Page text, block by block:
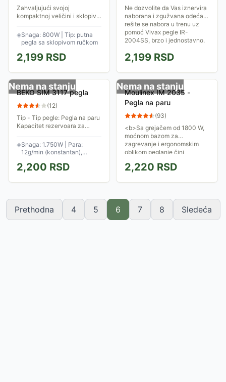
Zahvaljujući svojoj
kompaktnoj veličini i sklopivoj
Nelepljiva ploča omogućava
jednostavno klizanje po
tkanini, a...
◈Snaga: 800W | Tip: putna
pegla sa sklopivom ručkom
2,199 RSD
Ne dozvolite da Vas iznervira
naborana i zgužvana odeća,
rešite se nabora u trenu uz
pomoć Vivax pegle IR-
2004SS, brzo i jednostavno.
2,199 RSD
Nema na stanju
BEKO SIM 3117 pegla
(12)
Tip - Tip pegle: Pegla na paru
Kapacitet rezervoara za
karakteristike - Snaga:
1.750W Čišćenje: Self-clean
(samočišćenje)...
◈Snaga: 1.750W | Para:
12g/min (konstantan),
220ml
2,200 RSD
Nema na stanju
Moulinex IM 2035 -
Pegla na paru
(93)
<b>Sa grejačem od 1800 W,
moćnom bazom za
zagrevanje i ergonomskim
oblikom peglanje čini
2,220 RSD
Prethodna 4 5 6 7 8 Sledeća